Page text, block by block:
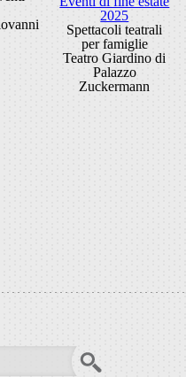
2025
Spettacoli teatrali
per famiglie
Teatro Giardino di
Palazzo
Zuckermann